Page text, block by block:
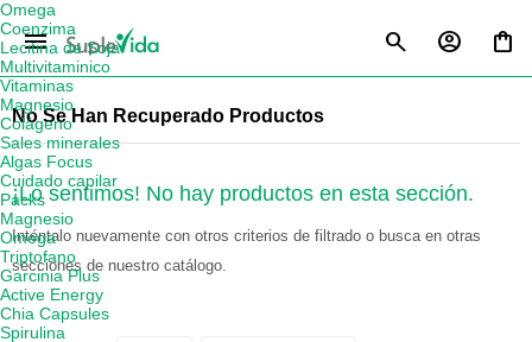
menu
No Se Han Recuperado Productos
¡Lo sentimos! No hay productos en esta sección.
Inténtalo nuevamente con otros criterios de filtrado o busca en otras
secciones de nuestro catálogo.
Omega
Coenzima
Lecitina de Soja
Multivitaminico
Vitaminas
Magnesio
Colágeno
Sales minerales
Algas Focus
Cuidado capilar
Packs
Magnesio
Omega
Triptofano
Garcinia Plus
Active Energy
Chia Capsules
Spirulina